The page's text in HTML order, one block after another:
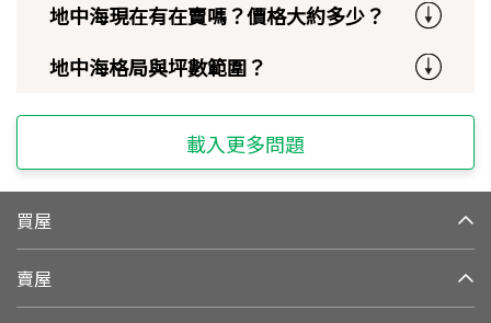
地中海現在有在賣嗎？價格大約多少？
地中海格局與坪數範圍？
載入更多問題
買屋
賣屋